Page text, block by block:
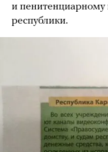
и пенитенциарному
республики.